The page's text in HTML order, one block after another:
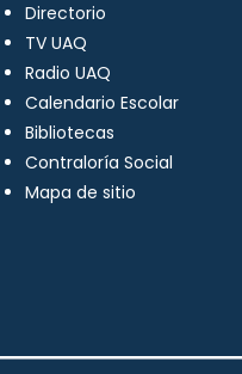
Directorio
TV UAQ
Radio UAQ
Calendario Escolar
Bibliotecas
Contraloría Social
Mapa de sitio